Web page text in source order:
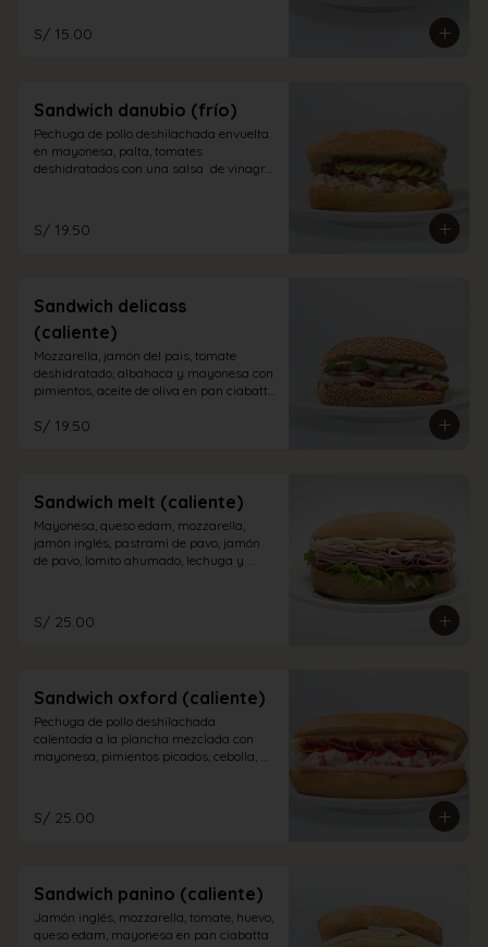
S/ 15.00
Sandwich danubio (frío)
Pechuga de pollo deshilachada envuelta
en mayonesa, palta, tomates
deshidratados con una salsa  de vinagre
S/ 19.50
Sandwich delicass
(caliente)
Mozzarella, jamón del pais, tomate
deshidratado, albahaca y mayonesa con
pimientos, aceite de oliva en pan ciabatta
S/ 19.50
Sandwich melt (caliente)
Mayonesa, queso edam, mozzarella,
jamón inglés, pastrami de pavo, jamón
de pavo, lomito ahumado, lechuga y
S/ 25.00
Sandwich oxford (caliente)
Pechuga de pollo deshilachada
calentada a la plancha mezclada con
mayonesa, pimientos picados, cebolla,
S/ 25.00
Sandwich panino (caliente)
Jamón inglés, mozzarella, tomate, huevo,
queso edam, mayonesa en pan ciabatta